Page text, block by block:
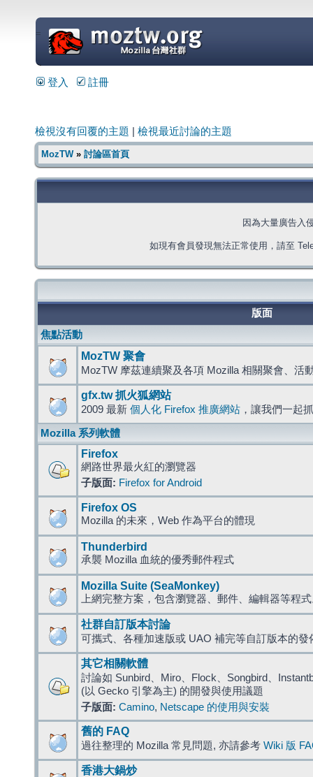
=
登入 註冊
檢視沒有回覆的主題 檢視最近討論的主題
MozTW» 討論區首頁
因為大量廣告入
如現有會員發現無法正常使用，請至
版面
焦點活動
MozTW 聚會
MozTW 摩茲連續聚及各項 Mozilla 相關聚會、活
gfx.tw 抓火狐網站
2009 最新 個人化 Firefox 推廣網站 ，讓我們一起
Mozilla 系列軟體
Firefox
網路世界最火紅的瀏覽器
子版面: Firefox for Android
Firefox OS
Mozilla 的未來，Web 作為平台的體現
Thunderbird
承襲 Mozilla 血統的優秀郵件程式
Mozilla Suite (SeaMonkey)
上網完整方案，包含瀏覽器、郵件、編輯器等程
社群自訂版本討論
可攜式、各種加速版或 UAO 補完等自訂版本的發
其它相關軟體
討論如 Sunbird、Miro、Flock、Songbird、
(以 Gecko 引擎為主) 的開發與使用議題
子版面: Camino, Netscape 的使用與安裝
舊的 FAQ
過往整理的 Mozilla 常見問題, 亦請參考 Wiki 版
香港大鍋炒